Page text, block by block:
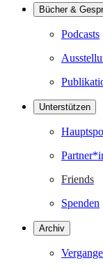
Bücher &
Podcasts
Unterstützen
Friends
Spenden
Archiv